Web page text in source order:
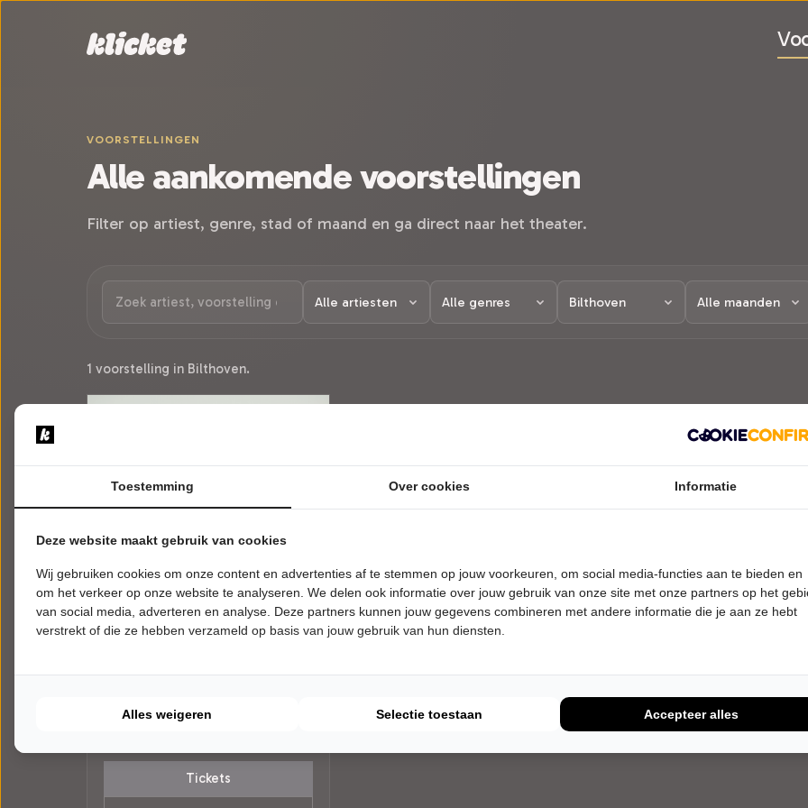
VOORSTELLINGEN
Alle aankomende voorstellingen
Filter op artiest, genre, stad of maand en ga direct naar het theater.
1 voorstelling in Bilthoven.
ZATERDAG 6 MAART 2027 • 20:00
Bilthoven
Tickets
Toestemming Over cookies Informatie
Deze website maakt gebruik van cookies
Wij gebruiken cookies om onze content en advertenties af te stemmen op jouw voorkeuren, om social media-functies aan te bieden en
om het verkeer op onze website te analyseren. We delen ook informatie over jouw gebruik van onze site met onze partners op het
van social media, adverteren en analyse. Deze partners kunnen jouw gegevens combineren met andere informatie die je aan ze hebt
verstrekt of die ze hebben verzameld op basis van jouw gebruik van hun diensten.
Alles weigeren Selectie toestaan Accepteer alles